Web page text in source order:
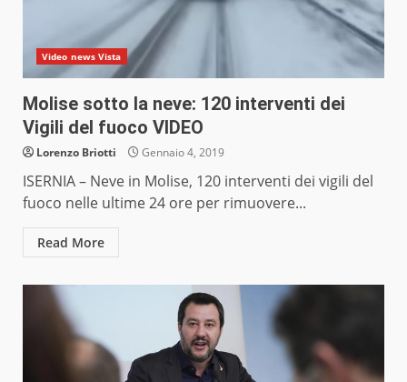
Video news Vista
Molise sotto la neve: 120 interventi dei
Vigili del fuoco VIDEO
Lorenzo Briotti Gennaio 4, 2019
ISERNIA – Neve in Molise, 120 interventi dei vigili del
fuoco nelle ultime 24 ore per rimuovere...
Read More